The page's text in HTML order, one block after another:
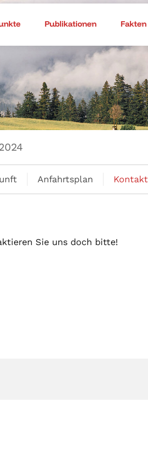
Publikationen Fakten
Anfahrtsplan Kontakt
Sie uns doch bitte!